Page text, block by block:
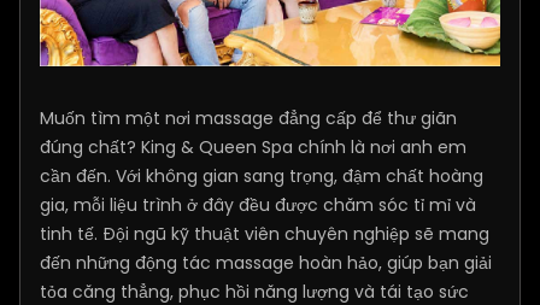
Muốn tìm một nơi massage đẳng cấp để thư giãn
đúng chất? King & Queen Spa chính là nơi anh em
cần đến. Với không gian sang trọng, đậm chất hoàng
gia, mỗi liệu trình ở đây đều được chăm sóc tỉ mỉ và
tinh tế. Đội ngũ kỹ thuật viên chuyên nghiệp sẽ mang
đến những động tác massage hoàn hảo, giúp bạn giải
tỏa căng thẳng, phục hồi năng lượng và tái tạo sức